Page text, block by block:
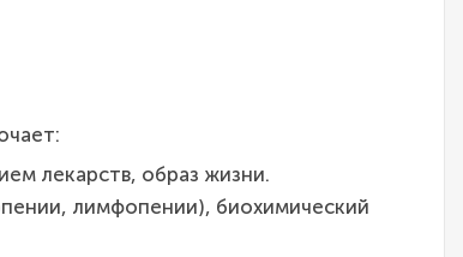
лекарств, образ жизни.
лимфопении), биохимический